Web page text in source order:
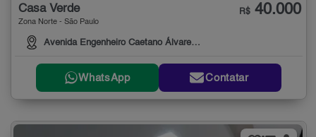
Casa Verde
Zona Norte - São Paulo
Avenida Engenheiro Caetano Álvares, 3999
R$ 40.000
WhatsApp Contatar